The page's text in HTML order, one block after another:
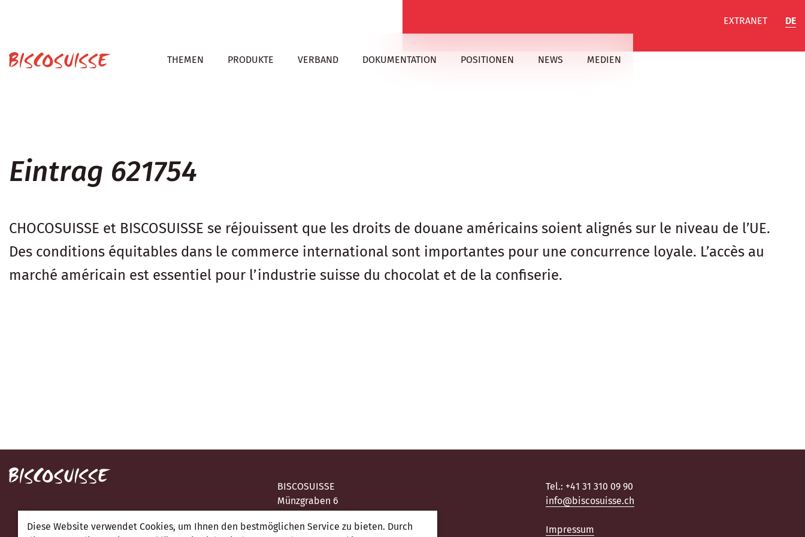
EXTRANET DE
THEMEN PRODUKTE VERBAND DOKUMENTATION POSITIONEN NEWS MEDIEN
Eintrag 621754
CHOCOSUISSE et BISCOSUISSE se réjouissent que les droits de douane américains soient alignés sur le niveau de l’UE.
Des conditions équitables dans le commerce international sont importantes pour une concurrence loyale. L’accès au
marché américain est essentiel pour l’industrie suisse du chocolat et de la confiserie.
BISCOSUISSE
Münzgraben 6
Tel.: +41 31 310 09 90
info@biscosuisse.ch
Impressum
Diese Website verwendet Cookies, um Ihnen den bestmöglichen Service zu bieten. Durch